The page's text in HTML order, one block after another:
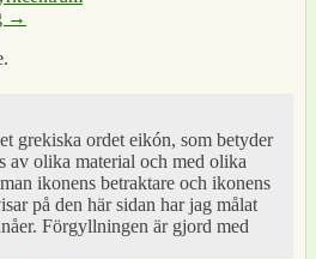
→
grekiska ordet eikón, som betyder
av olika material och med olika
ikonens betraktare och ikonens
på den här sidan har jag målat
Förgyllningen är gjord med